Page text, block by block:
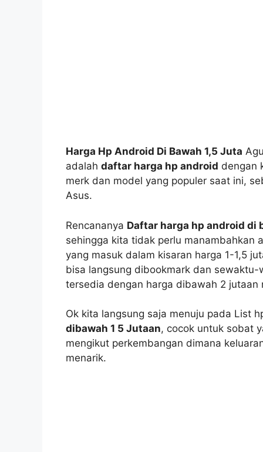
Harga Hp Android Di Bawah 1,5 Juta
adalah daftar harga hp android dengan
merk dan model yang populer saat ini,
Asus.
Rencananya Daftar harga hp android di
sehingga kita tidak perlu manambahkan
yang masuk dalam kisaran harga 1-1,5
bisa langsung dibookmark dan
tersedia dengan harga dibawah 2 jutaan
Ok kita langsung saja menuju pada List
dibawah 1 5 Jutaan, cocok untuk sobat
mengikut perkembangan dimana
menarik.